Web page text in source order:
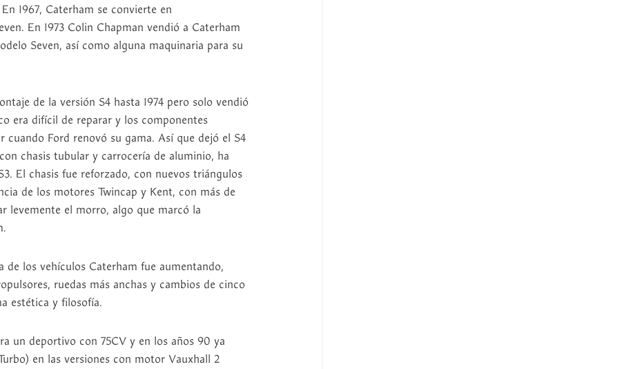
1967, Caterham se convierte en
En 1973 Colin Chapman vendió a Caterham
Seven, así como alguna maquinaria para su
de la versión S4 hasta 1974 pero solo vendió
era difícil de reparar y los componentes
cuando Ford renovó su gama. Así que dejó el S4
chasis tubular y carrocería de aluminio, ha
El chasis fue reforzado, con nuevos triángulos
de los motores Twincap y Kent, con más de
levemente el morro, algo que marcó la
de los vehículos Caterham fue aumentando,
ruedas más anchas y cambios de cinco
estética y filosofía.
un deportivo con 75CV y en los años 90 ya
en las versiones con motor Vauxhall 2